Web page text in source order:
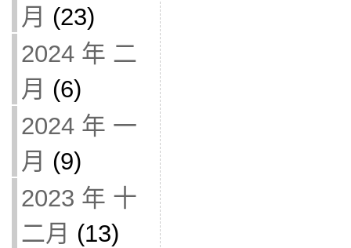
月 (23)
2024 年 二
月 (6)
2024 年 一
月 (9)
2023 年 十
二月 (13)